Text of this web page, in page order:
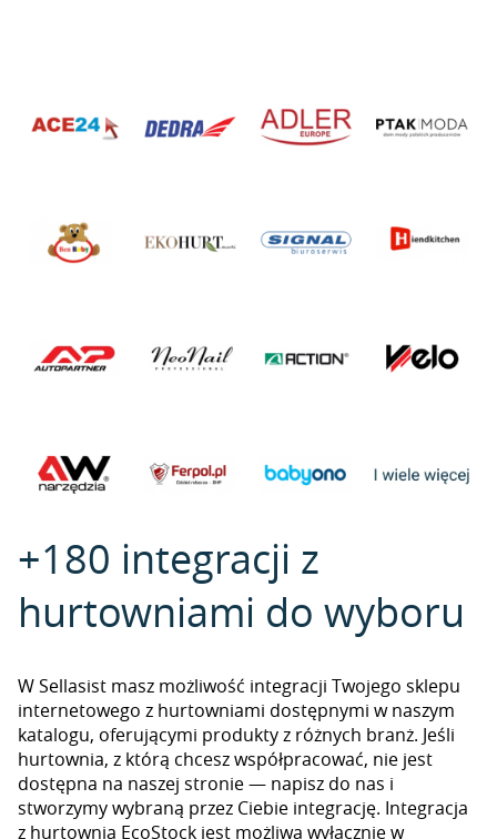
+180 integracji z
hurtowniami do wyboru
W Sellasist masz możliwość integracji Twojego sklepu
internetowego z hurtowniami dostępnymi w naszym
katalogu, oferującymi produkty z różnych branż. Jeśli
hurtownia, z którą chcesz współpracować, nie jest
dostępna na naszej stronie — napisz do nas i
stworzymy wybraną przez Ciebie integrację. Integracja
z hurtownią EcoStock jest możliwa wyłącznie w